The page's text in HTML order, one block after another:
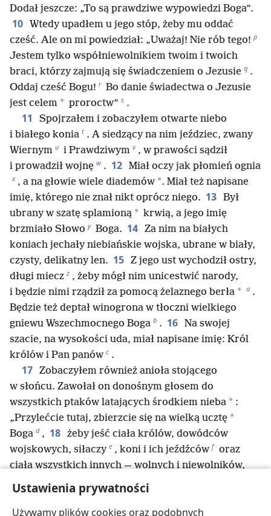
Ustawienia prywatności
Używamy plików cookies oraz podobnych
Dodał jeszcze: „To są prawdziwe wypowiedzi Boga”.
10 Wtedy upadłem u jego stóp, żeby mu oddać
cześć. Ale on mi powiedział: „Uważaj! Nie rób tego! p
Jestem tylko współniewolnikiem twoim i twoich
braci, którzy zajmują się świadczeniem o Jezusie q .
Oddaj cześć Bogu! r Bo danie świadectwa o Jezusie
jest celem * proroctw” s .
11
Spojrzałem i zobaczyłem otwarte niebo
i białego konia t . A siedzący na nim jeździec, zwany
Wiernym u i Prawdziwym v , w prawości sądził
i prowadził wojnę w . 12 Miał oczy jak płomień ognia
x , a na głowie wiele diademów *. Miał też napisane
imię, którego nie znał nikt oprócz niego. 13 Był
ubrany w szatę splamioną * krwią, a jego imię
brzmiało Słowo y Boga. 14 Za nim na białych
koniach jechały niebiańskie wojska, ubrane w biały,
czysty, delikatny len. 15 Z jego ust wychodził ostry,
długi miecz z , żeby mógł nim unicestwić narody,
i będzie nimi rządził za pomocą żelaznego berła * a .
Będzie też deptał winogrona w tłoczni wielkiego
gniewu Wszechmocnego Boga b . 16 Na swojej
szacie, na wysokości uda, miał napisane imię: Król
królów i Pan panów c .
17 Zobaczyłem również anioła stojącego
w słońcu. Zawołał on donośnym głosem do
wszystkich ptaków latających środkiem nieba * :
„Przylećcie tutaj, zbierzcie się na wielką ucztę *
Boga d , 18 żeby jeść ciała królów, dowódców
wojskowych, siłaczy e , koni i ich jeźdźców f oraz
ciała wszystkich innych — wolnych i niewolników,
małych i wielkich”.
19
Wtedy zobaczyłem bestię oraz ziemskich
królów i ich wojska, którzy zgromadzili się, żeby